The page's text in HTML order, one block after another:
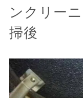
ンクリー
掃後